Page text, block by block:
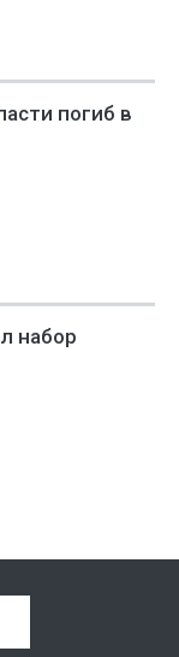
погиб в
набор